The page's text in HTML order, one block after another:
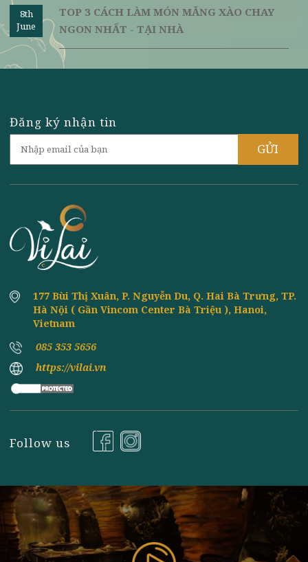
8th
June
TOP 3 CÁCH LÀM TRỨNG CHAY CHIÊN
GIÒN NGON NHẤT TẠI NHÀ
June
NGHIỆP VÀ UY TÍN NHẤT
CÁCH LÀM THỰC ĐƠN CÁC MÓN CHAY ĐÃI
June
CÁCH LÀM BÁNH TRÔI BÁNH CHAY NGON
NHẤT CHO TẾT HÀN THỰC
TOP 3 CÁCH LÀM MÓN MĂNG XÀO CHAY
NGON NHẤT - TẠI NHÀ
Đăng ký nhận tin